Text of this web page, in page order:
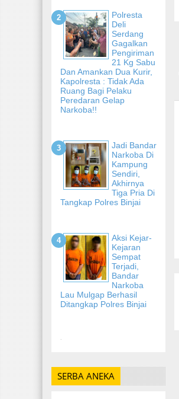
Polresta
Deli
Serdang
Gagalkan
Pengiriman
21 Kg Sabu
Dan Amankan Dua Kurir,
Kapolresta : Tidak Ada
Ruang Bagi Pelaku
Peredaran Gelap
Narkoba!!
Jadi Bandar
Narkoba Di
Kampung
Sendiri,
Akhirnya
Tiga Pria Di
Tangkap Polres Binjai
Aksi Kejar-
Kejaran
Sempat
Terjadi,
Bandar
Narkoba
Lau Mulgap Berhasil
Ditangkap Polres Binjai
-
SERBA ANEKA